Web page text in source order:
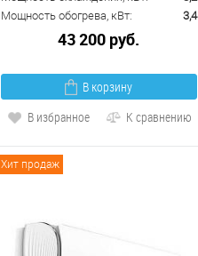
Мощность обогрева, кВт:
3,4
43 200 руб.
В корзину
В избранное
К сравнению
Хит продаж